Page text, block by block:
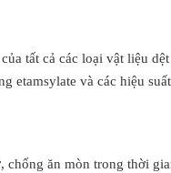
tất cả các loại vật liệu
etamsylate và các hiệu
chống ăn mòn trong thời